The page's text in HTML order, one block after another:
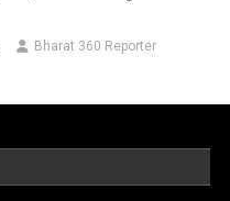
Bharat 360 Reporter